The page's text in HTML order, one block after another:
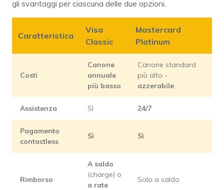
gli svantaggi per ciascuna delle due opzioni.
Caratteristica
Visa
Classic
Mastercard
Platinum
Costi
Canone
annuale
più basso
Canone standard
più alto -
azzerabile
Assistenza Sì 24/7
Pagamento
contactless
Sì Sì
Rimborso
A saldo
(charge) o
a rate
Solo a saldo